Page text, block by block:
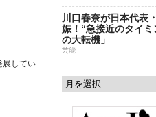
展してい
川口春奈が日本代表
娠！“急接近のタイ
の大転機」
芸能